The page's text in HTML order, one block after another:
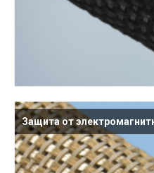
Защита от